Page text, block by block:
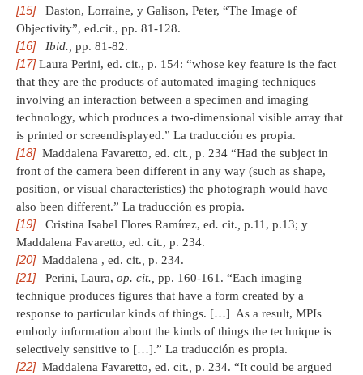
[15]Daston, Lorraine, y Galison, Peter, “The Image of
Objectivity”, ed.cit., pp. 81-128.
[16]Ibid., pp. 81-82.
[17]Laura Perini, ed. cit., p. 154: “whose key feature is the fact
that they are the products of automated imaging techniques
involving an interaction between a specimen and imaging
technology, which produces a two-dimensional visible array that
is printed or screendisplayed.” La traducción es propia.
[18]Maddalena Favaretto, ed. cit., p. 234 “Had the subject in
front of the camera been different in any way (such as shape,
position, or visual characteristics) the photograph would have
also been different.” La traducción es propia.
[19]Cristina Isabel Flores Ramírez, ed. cit. p.11, p.13; y
Maddalena Favaretto, ed. cit., p. 234.
[20]Maddalena , ed. cit. p. 234.
[21]Perini, Laura, op. cit., pp. 160-161. “Each imaging
technique produces figures that have a form created by a
response to particular kinds of things. […] As a result, MPIs
embody information about the kinds of things the technique is
selectively sensitive to […].” La traducción es propia.
[22]Maddalena Favaretto, ed. cit. p. 234. “It could be argued